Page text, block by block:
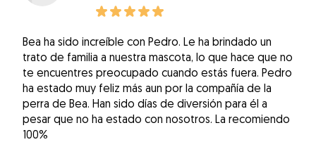
Bea ha sido increíble con Pedro. Le ha brindado un
trato de familia a nuestra mascota, lo que hace que no
te encuentres preocupado cuando estás fuera. Pedro
ha estado muy feliz más aun por la compañía de la
perra de Bea. Han sido días de diversión para él a
pesar que no ha estado con nosotros. La recomiendo
100%